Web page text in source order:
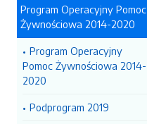
Program Operacyjny Pomoc
Żywnościowa 2014-2020
Program Operacyjny
Pomoc Żywnościowa 2014-
2020
Podprogram 2019